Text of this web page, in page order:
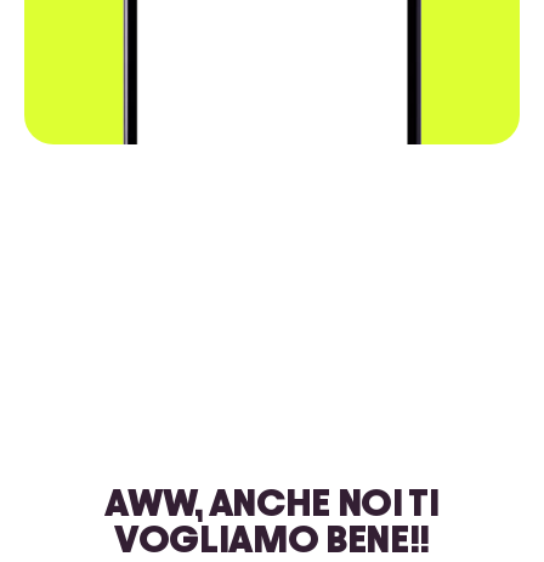
AWW, ANCHE NOI TI
VOGLIAMO BENE!!